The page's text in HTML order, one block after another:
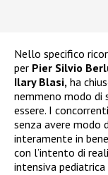
Nello specifico
per Pier Silvio
Ilary Blasi, ha
nemmeno modo di
essere. I
senza avere modo
interamente in
con l’intento di
intensiva